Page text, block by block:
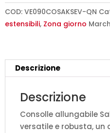
Saki
Small
natura
quantità
COD: VE090COSAKSEV-QN
estensibili, Zona giorno
Descrizione
Descrizione
Consolle allungabile
versatile e robusta,